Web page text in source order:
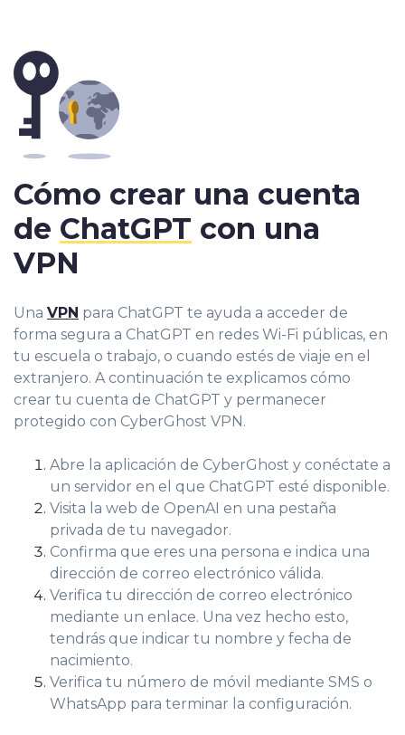
Cómo crear una cuenta
de ChatGPT con una
VPN
Una VPN para ChatGPT te ayuda a acceder de
forma segura a ChatGPT en redes Wi-Fi públicas, en
tu escuela o trabajo, o cuando estés de viaje en el
extranjero. A continuación te explicamos cómo
crear tu cuenta de ChatGPT y permanecer
protegido con CyberGhost VPN.
Abre la aplicación de CyberGhost y conéctate a
un servidor en el que ChatGPT esté disponible.
Visita la web de OpenAI en una pestaña
privada de tu navegador.
Confirma que eres una persona e indica una
dirección de correo electrónico válida.
Verifica tu dirección de correo electrónico
mediante un enlace. Una vez hecho esto,
tendrás que indicar tu nombre y fecha de
nacimiento.
Verifica tu número de móvil mediante SMS o
WhatsApp para terminar la configuración.